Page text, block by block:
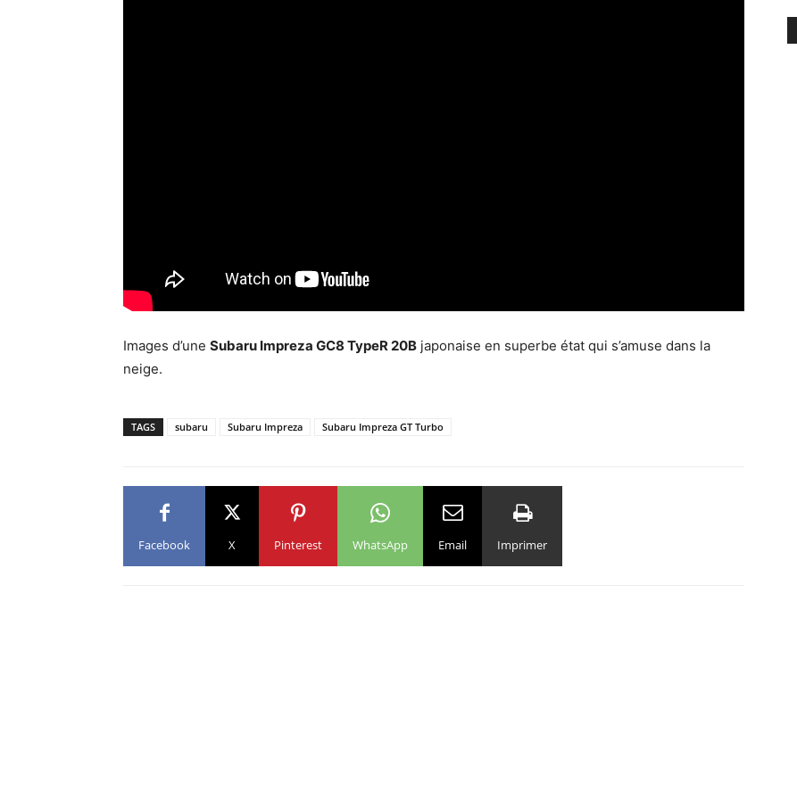
Images d’une Subaru Impreza GC8 TypeR 20B japonaise en superbe état qui s’amuse dans la
neige.
TAGS subaru Subaru Impreza Subaru Impreza GT Turbo
Facebook X Pinterest WhatsApp Email Imprimer